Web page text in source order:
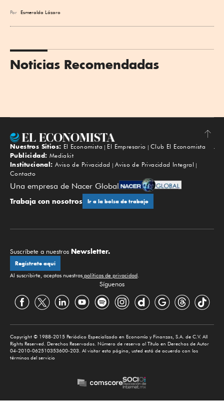
Por Esmeralda Lázaro
Noticias Recomendadas
Subir
Nuestros Sitios: El Economista El Empresario
Club El Economista
Publicidad: Mediakit
Institucional: Aviso de Privacidad
Aviso de Privacidad Integral
Contacto
Una empresa de Nacer Global
Trabaja con nosotros Ir a la bolsa de trabajo
Suscríbete a nuestros Newsletter.
Regístrate aquí
Al suscribirte, aceptas nuestras políticas de privacidad.
Síguenos
Copyright © 1988-2015 Periódico Especializado en Economía y Finanzas, S.A. de C.V. All
Rights Reserved. Derechos Reservados. Número de reserva al Título en Derechos de Autor
04-2010-062510353600-203. Al visitar esta página, usted está de acuerdo con los
términos del servicio